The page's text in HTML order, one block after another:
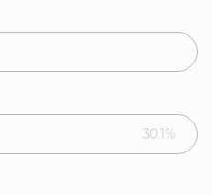
30.1%